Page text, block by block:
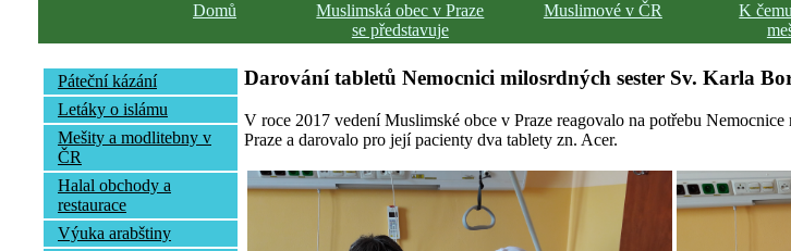
Domů
Muslimská obec v Praze
se představuje
Muslimové v ČR
K
Páteční kázání
Letáky o islámu
Mešity a modlitebny v
ČR
Halal obchody a
restaurace
Výuka arabštiny
Darování tabletů Nemocnici milosrdných sester Sv. Karla
V roce 2017 vedení Muslimské obce v Praze reagovalo na potřebu
Praze a darovalo pro její pacienty dva tablety zn. Acer.